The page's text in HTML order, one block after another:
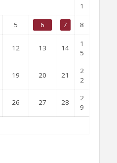
1
5 6 7 8
12 13 14
1
5
19 20 21
2
2
26 27 28
2
9